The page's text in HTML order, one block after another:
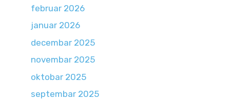
februar 2026
januar 2026
decembar 2025
novembar 2025
oktobar 2025
septembar 2025